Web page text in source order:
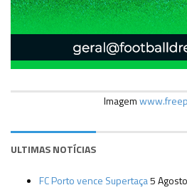
Imagem
ULTIMAS NOTÍCIAS
FC Porto vence Supertaça5